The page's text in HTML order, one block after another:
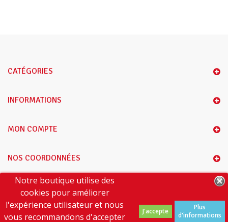
Notre boutique utilise des
cookies pour améliorer
l'expérience utilisateur et nous
vous recommandons d'accepter
J'accepte
Plus
d'informations
CATÉGORIES
INFORMATIONS
MON COMPTE
NOS COORDONNÉES
A PROPOS DE NOUS